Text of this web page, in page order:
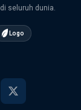
seluruh dunia.
Logo